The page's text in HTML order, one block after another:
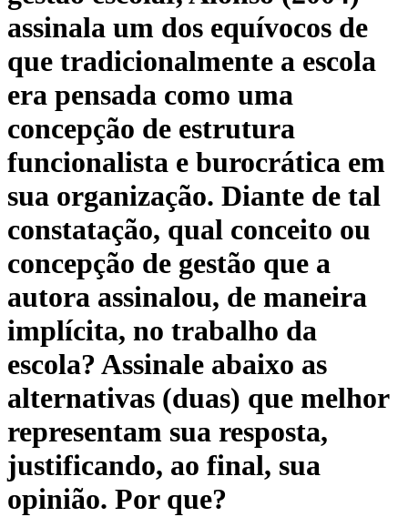
assinala um dos equívocos de
que tradicionalmente a escola
era pensada como uma
concepção de estrutura
funcionalista e burocrática em
sua organização. Diante de tal
constatação, qual conceito ou
concepção de gestão que a
autora assinalou, de maneira
implícita, no trabalho da
escola? Assinale abaixo as
alternativas (duas) que melhor
representam sua resposta,
justificando, ao final, sua
opinião. Por que?